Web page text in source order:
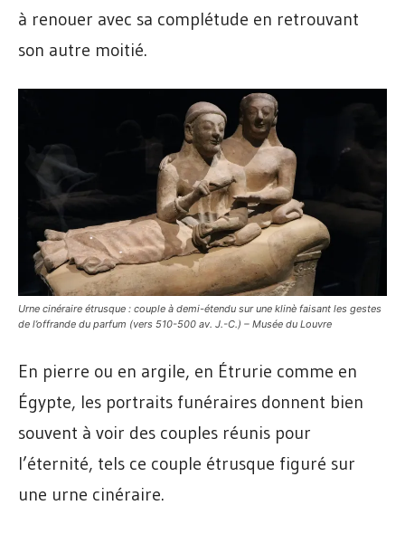
à renouer avec sa complétude en retrouvant
son autre moitié.
Urne cinéraire étrusque : couple à demi-étendu sur une klinè faisant les gestes
de l’offrande du parfum (vers 510-500 av. J.-C.) – Musée du Louvre
En pierre ou en argile, en Étrurie comme en
Égypte, les portraits funéraires donnent bien
souvent à voir des couples réunis pour
l’éternité, tels ce couple étrusque figuré sur
une urne cinéraire.